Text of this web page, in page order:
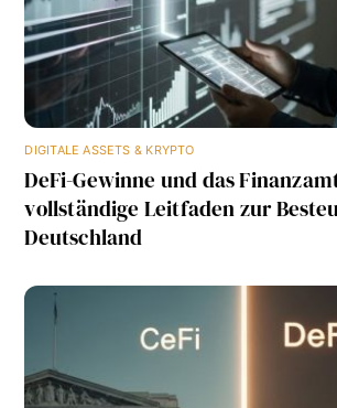
DIGITALE ASSETS & KRYPTO
DeFi-Gewinne und das
vollständige Leitfaden zur
Deutschland